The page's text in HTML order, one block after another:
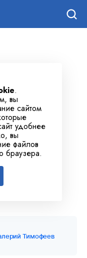
.
вы
сайтом
удобнее
вы
файлов
браузера.
Тимофеев